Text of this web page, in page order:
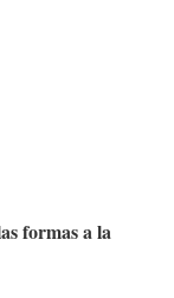
formas a la